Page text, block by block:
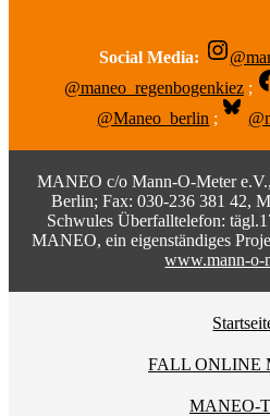
Social Media:
@maneo_regenbogenkiez ;
@Maneo_berlin ;
MANEO c/o Mann-O-Meter
Berlin; Fax: 030-236 381 42,
Schwules Überfalltelefon:
MANEO, ein eigenständiges
www.mann-o-
FALL ONLINE
MANEO-